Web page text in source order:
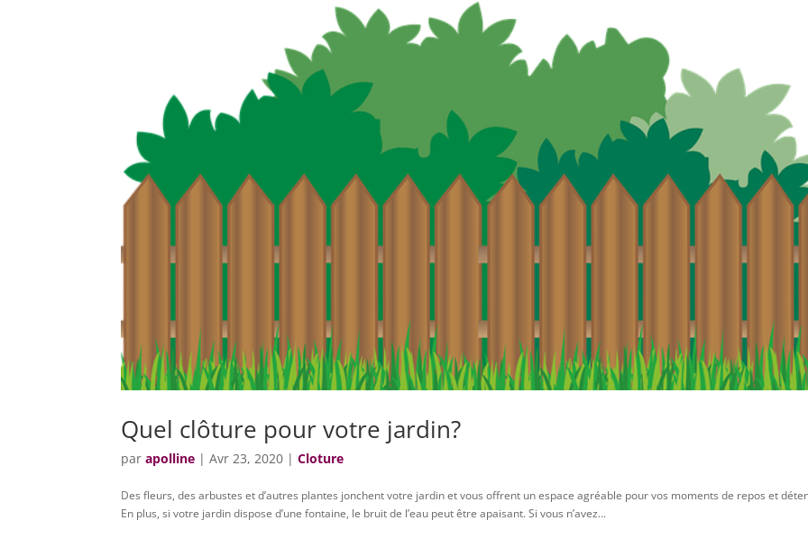
Quel clôture pour votre jardin?
parapolline |Avr 23, 2020 |Cloture
Des fleurs, des arbustes et d’autres plantes jonchent votre jardin et vous offrent un espace agréable pour vos moments de repos et
En plus, si votre jardin dispose d’une fontaine, le bruit de l’eau peut être apaisant. Si vous n’avez...